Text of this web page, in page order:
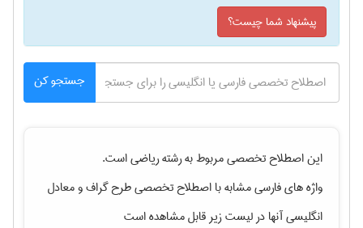
پیشنهاد شما چیست؟
جستجو کن
این اصطلاح تخصصی مربوط به رشتهرياضیاست.
واژه های فارسی مشابه با اصطلاح تخصصیطرح گرافو معادل
انگلیسی آنها در لیست زیر قابل مشاهده است